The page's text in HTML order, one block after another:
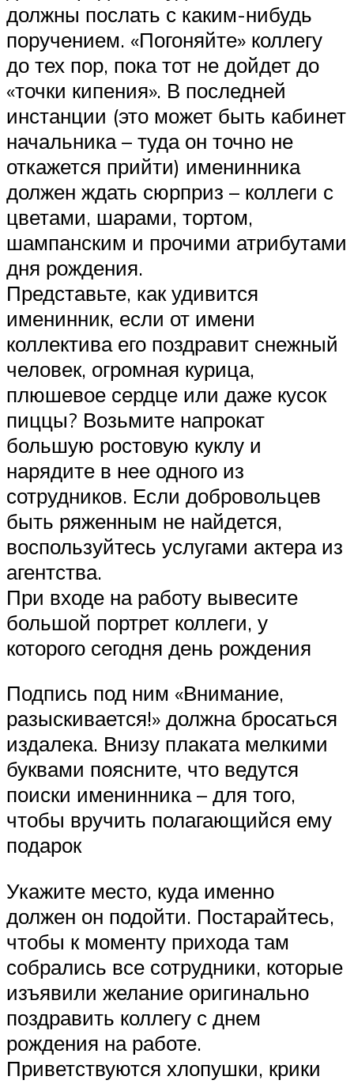
должны послать с каким-нибудь
поручением. «Погоняйте» коллегу
до тех пор, пока тот не дойдет до
«точки кипения». В последней
инстанции (это может быть кабинет
начальника – туда он точно не
откажется прийти) именинника
должен ждать сюрприз – коллеги с
цветами, шарами, тортом,
шампанским и прочими атрибутами
дня рождения.
Представьте, как удивится
именинник, если от имени
коллектива его поздравит снежный
человек, огромная курица,
плюшевое сердце или даже кусок
пиццы? Возьмите напрокат
большую ростовую куклу и
нарядите в нее одного из
сотрудников. Если добровольцев
быть ряженным не найдется,
воспользуйтесь услугами актера из
агентства.
При входе на работу вывесите
большой портрет коллеги, у
которого сегодня день рождения
Подпись под ним «Внимание,
разыскивается!» должна бросаться
издалека. Внизу плаката мелкими
буквами поясните, что ведутся
поиски именинника – для того,
чтобы вручить полагающийся ему
подарок
Укажите место, куда именно
должен он подойти. Постарайтесь,
чтобы к моменту прихода там
собрались все сотрудники, которые
изъявили желание оригинально
поздравить коллегу с днем
рождения на работе.
Приветствуются хлопушки, крики